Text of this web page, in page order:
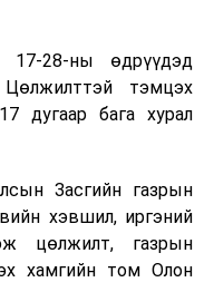
хүчний дутагдалтай
хамруулах
анхаарах хэрэгцээ
Орчны хяналт,
С.Энхмаа Хүрээлэн
өнөөгийн
талаар танилцуулсан
28-ны өдрүүдэд
тэмцэх
дугаар бага хурал
Засгийн газрын
хэвшил, иргэний
цөлжилт, газрын
хамгийн том Олон